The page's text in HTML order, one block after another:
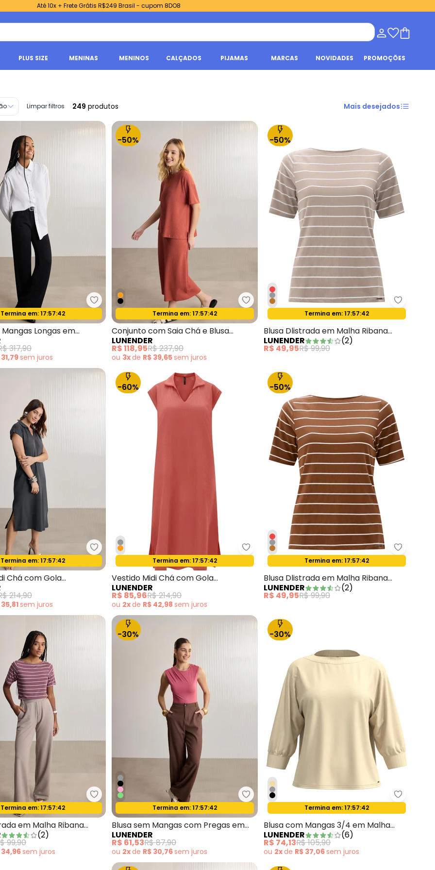
Até 10x + Frete Grátis R$249 Brasil - cupom 8DO8
PLUS SIZE MENINAS MENINOS CALÇADOS PIJAMAS MARCAS NOVIDADES PROMOÇÕES
Limpar filtros 249 produtos Mais desejados
Chá Estampado com Mangas 3/4 Preto
Lunender - Camisa de Mangas Longas em Algodão Branco
Oferta relâmpago
Termina em:17:57:40
Longas em
317,90
sem juros
-50%
Lunender - Conjunto com Saia Chá e Blusa
Oferta relâmpago
Termina em:17:57:40
Conjunto com Saia Chá e Blusa
DLaranja
LUNENDER
R$ 118,95R$ 237,90
ou 3xde R$ 39,65sem juros
-50%
Oferta relâmpago
Termina em:17:57:40
Blusa Dlistrada em Malha Ribana
Cinza
LUNENDER (2)
R$ 49,95R$ 99,90
Estampada com Decote em V PretoLunender - Vestido Midi Chá com Gola Texturizada Cinza
Oferta relâmpago
Termina em:17:57:40
Chá com Gola
Cinza
214,90
sem juros
-60%
Lunender - Vestido Midi Chá com Gola
Oferta relâmpago
Termina em:17:57:40
Vestido Midi Chá com Gola
Texturizada Laranja
LUNENDER
R$ 85,96R$ 214,90
ou 2xde R$ 42,98 sem juros
-50%
Oferta relâmpago
Termina em:17:57:40
Blusa Dlistrada em Malha Ribana
Marrom
LUNENDER (2)
R$ 49,95R$ 99,90
com Mangas 3/4 em Malha Responsável Cinza
Lunender - Blusa Dlistrada em Malha Ribana Bordo
Oferta relâmpago
Termina em:17:57:40
em Malha Ribana
(2)
99,90
34,96sem juros
-30%
Lunender - Blusa sem Mangas com Pregas em
Oferta relâmpago
Termina em:17:57:40
Blusa sem Mangas com Pregas em
Malha Rosa
LUNENDER
R$ 61,53R$ 87,90
ou 2xde R$ 30,76sem juros
-30%
Oferta relâmpago
Termina em:17:57:40
Blusa com Mangas 3/4 em Malha
Responsável Bege
LUNENDER (6)
R$ 74,13R$ 105,90
ou 2xde R$ 37,06sem juros